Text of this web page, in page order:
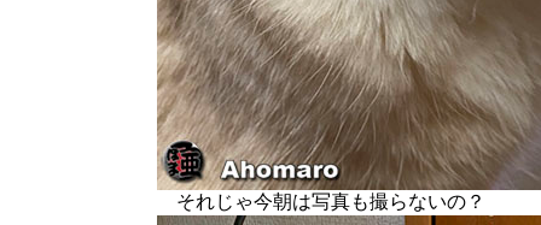
それじゃ今朝は写真も撮らないの？